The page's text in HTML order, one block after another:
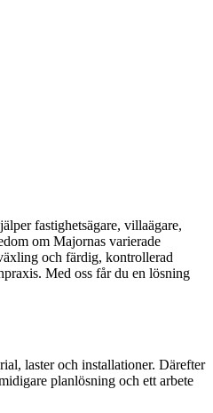
fastighetsägare, villaägare,
om Majornas varierade
och färdig, kontrollerad
Med oss får du en lösning
laster och installationer. Därefter
planlösning och ett arbete